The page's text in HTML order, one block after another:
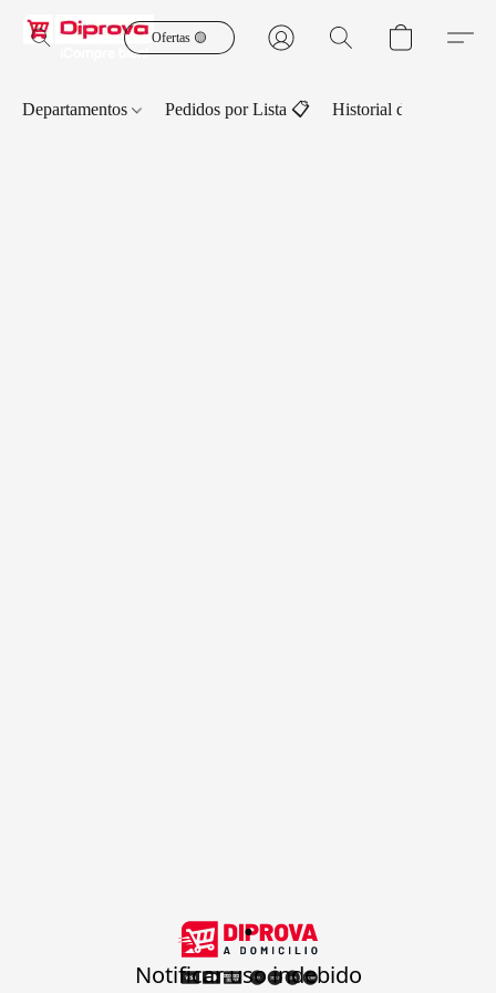
Ofertas 🟡
Departamentos Pedidos por Lista 📋 Historial de Pedidos
.
Notificar uso indebido